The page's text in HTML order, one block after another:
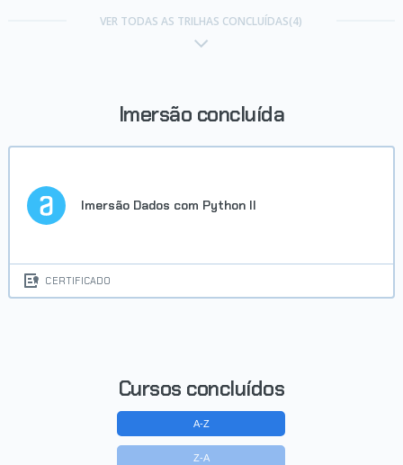
VER TODAS AS TRILHAS CONCLUÍDAS(4)
Imersão concluída
Imersão Dados com Python II
CERTIFICADO
Cursos concluídos
A-Z
Z-A